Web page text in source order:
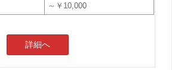
～￥10,000
詳細へ